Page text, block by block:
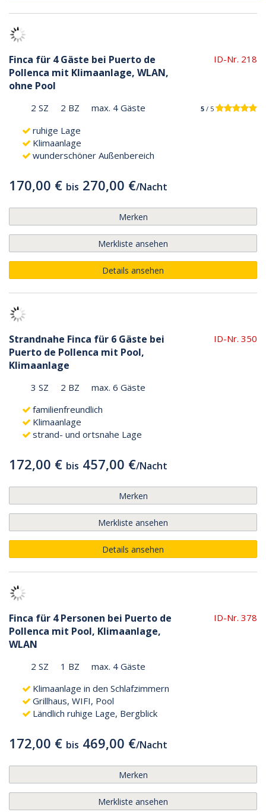
Finca für 4 Gäste bei Puerto de
Pollenca mit Klimaanlage, WLAN,
ohne Pool
ID-Nr. 218
2 SZ 2 BZ max. 4 Gäste 5 / 5
ruhige Lage
Klimaanlage
wunderschöner Außenbereich
170,00 € bis 270,00 €/Nacht
Merken
Merkliste ansehen
Details ansehen
Strandnahe Finca für 6 Gäste bei
Puerto de Pollenca mit Pool,
Klimaanlage
ID-Nr. 350
3 SZ 2 BZ
max. 6 Gäste
familienfreundlich
Klimaanlage
strand- und ortsnahe Lage
172,00 € bis 457,00 €/Nacht
Merken
Merkliste ansehen
Details ansehen
Finca für 4 Personen bei Puerto de
Pollenca mit Pool, Klimaanlage,
WLAN
ID-Nr. 378
2 SZ 1 BZ
max. 4 Gäste
Klimaanlage in den Schlafzimmern
Grillhaus, WIFI, Pool
Ländlich ruhige Lage, Bergblick
172,00 € bis 469,00 €/Nacht
Merken
Merkliste ansehen